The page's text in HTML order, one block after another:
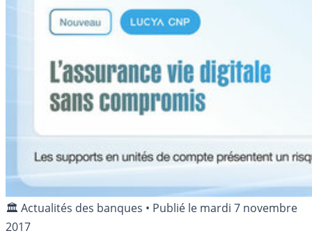
🏛️ Actualités des banques • Publié le mardi 7 novembre
2017